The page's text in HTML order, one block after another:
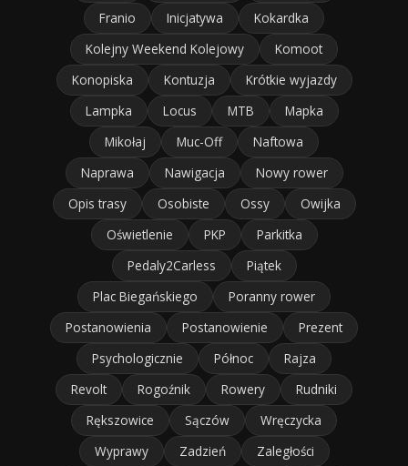
Franio
Inicjatywa
Kokardka
Kolejny Weekend Kolejowy
Komoot
Konopiska
Kontuzja
Krótkie wyjazdy
Lampka
Locus MTB
Mapka
Mikołaj
Muc-Off
Naftowa
Naprawa
Nawigacja
Nowy rower
Opis trasy
Osobiste Ossy
Owijka
Oświetlenie
PKP
Parkitka
Pedaly2Carless
Piątek
Plac Biegańskiego
Poranny rower
Postanowienia
Postanowienie
Prezent
Psychologicznie
Północ
Rajza
Revolt
Rogoźnik Rowery
Rudniki
Rększowice
Sączów
Wręczycka
Wyprawy
Zadzień
Zaległości